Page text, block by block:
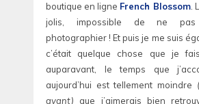
boutique en ligne French Blossom.
jolis, impossible de ne
photographier ! Et puis je me suis
c’était quelque chose que je
auparavant, le temps que
aujourd’hui est tellement moindre
avant) que j’aimerais bien